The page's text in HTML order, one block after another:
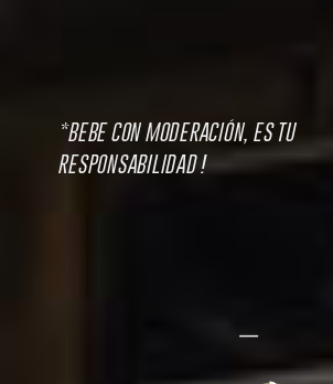
*BEBE CON MODERACIÓN, ES TU
RESPONSABILIDAD !
—